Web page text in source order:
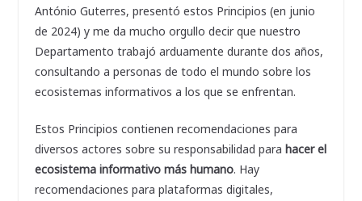
António Guterres, presentó estos Principios (en junio
de 2024) y me da mucho orgullo decir que nuestro
Departamento trabajó arduamente durante dos años,
consultando a personas de todo el mundo sobre los
ecosistemas informativos a los que se enfrentan.
Estos Principios contienen recomendaciones para
diversos actores sobre su responsabilidad para hacer el
ecosistema informativo más humano. Hay
recomendaciones para plataformas digitales,